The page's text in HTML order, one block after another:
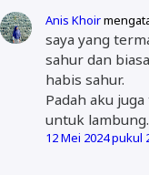
Anis Khoir
saya yang
sahur dan
habis sahur.
Padah aku
untuk lambung.
12 Mei 2024 pukul